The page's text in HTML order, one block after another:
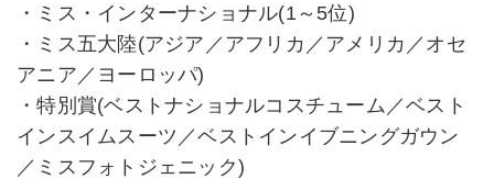
・ミス・インターナショナル(1～5位)
・ミス五大陸(アジア／アフリカ／アメリカ／オセ
アニア／ヨーロッパ)
・特別賞(ベストナショナルコスチューム／ベスト
インスイムスーツ／ベストインイブニングガウン
／ミスフォトジェニック)